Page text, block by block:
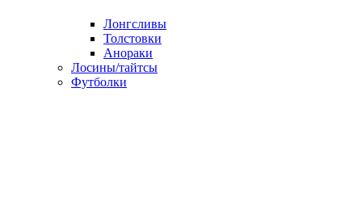
Лонгсливы
Толстовки
Анораки
Лосины/тайтсы
Футболки